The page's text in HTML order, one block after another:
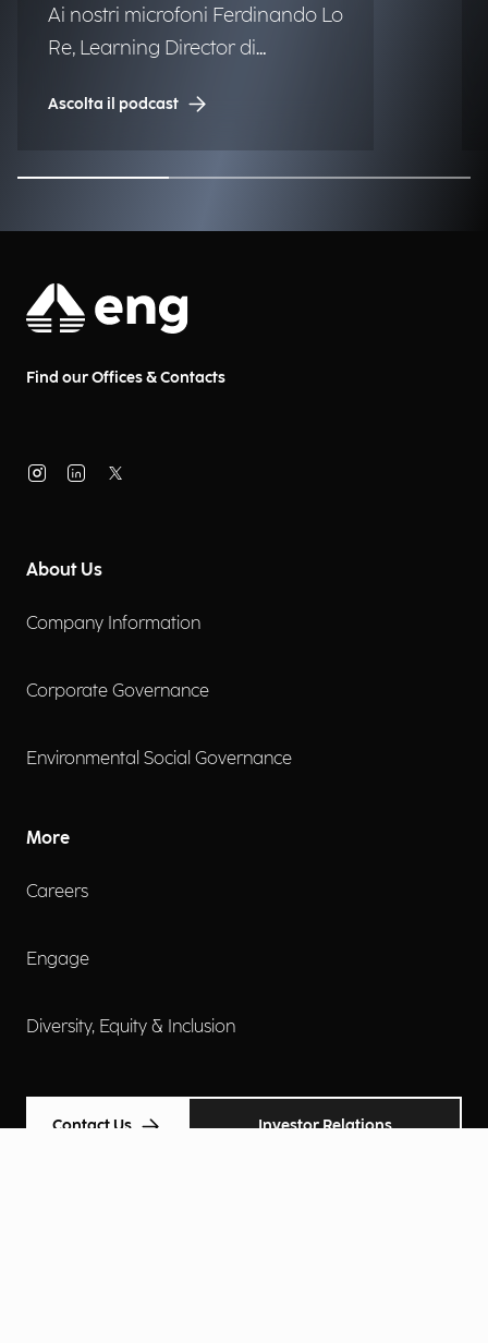
Ai nostri microfoni Ferdinando Lo
Re, Learning Director di
Ascolta il podcast
Find our Offices & Contacts
About Us
Company Information
Corporate Governance
Environmental Social Governance
More
Careers
Engage
Diversity, Equity & Inclusion
Contact Us Investor Relations